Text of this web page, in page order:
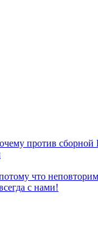
против сборной
что
с нами!